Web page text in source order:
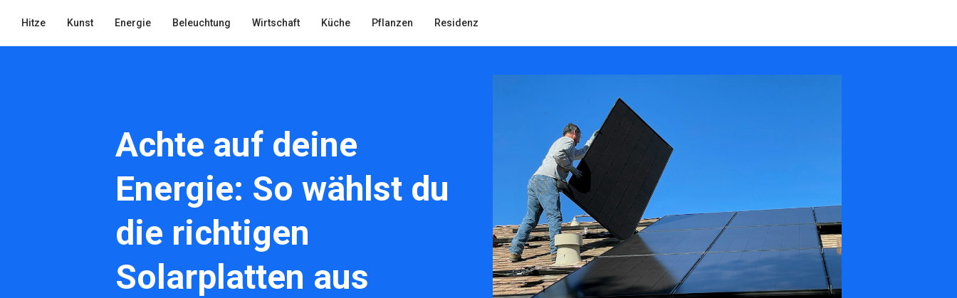
Hitze Kunst Energie Beleuchtung Wirtschaft Küche Pflanzen Residenz
Achte auf deine
Energie: So wählst du
die richtigen
Solarplatten aus